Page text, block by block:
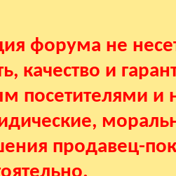
форума не
качество и
посетителями и
продавец-